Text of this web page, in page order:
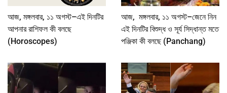
আজ, মঙ্গলবার, ১১ অগস্ট–এই দিনটির
আপনার রাশিফল কী বলছে
(Horoscopes)
আজ, মঙ্গলবার, ১১ অগস্ট–জেনে নিন
এই দিনটির বিশুদ্ধ ও সূর্য সিদ্ধান্ত মতে
পঞ্জিকা কী বলছে (Panchang)